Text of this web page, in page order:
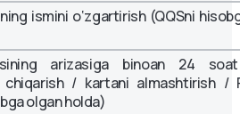
ismini o‘zgartirish (QQSni
arizasiga binoan 24
chiqarish / kartani almashtirish /
olgan holda)